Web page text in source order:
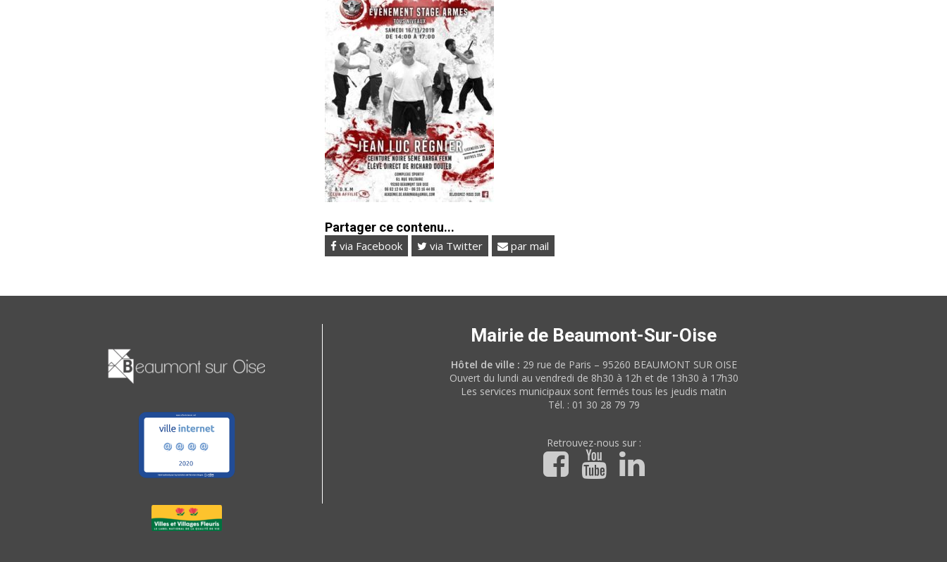
Partager ce contenu...
via Facebook via Twitter par mail
Mairie de Beaumont-Sur-Oise
Hôtel de ville : 29 rue de Paris – 95260 BEAUMONT SUR OISE
Ouvert du lundi au vendredi de 8h30 à 12h et de 13h30 à 17h30
Les services municipaux sont fermés tous les jeudis matin
Tél. : 01 30 28 79 79
Retrouvez-nous sur :